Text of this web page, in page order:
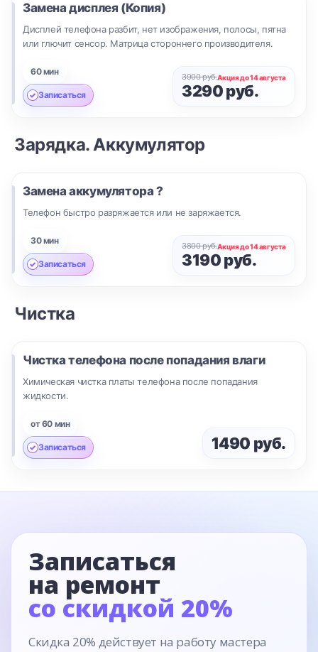
Замена дисплея (Копия)
Дисплей телефона разбит, нет изображения, полосы, пятна
или глючит сенсор. Матрица стороннего производителя.
60 мин
Записаться
3900 руб.Акция до 14 августа
3290 руб.
Зарядка. Аккумулятор
Замена аккумулятора ?
Телефон быстро разряжается или не заряжается.
30 мин
Записаться
3800 руб.Акция до 14 августа
3190 руб.
Чистка
Чистка телефона после попадания влаги
Химическая чистка платы телефона после попадания
жидкости.
от 60 мин
Записаться 1490 руб.
Записаться
на ремонт
со скидкой 20%
Скидка 20% действует на работу мастера